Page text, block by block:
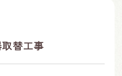
替工事